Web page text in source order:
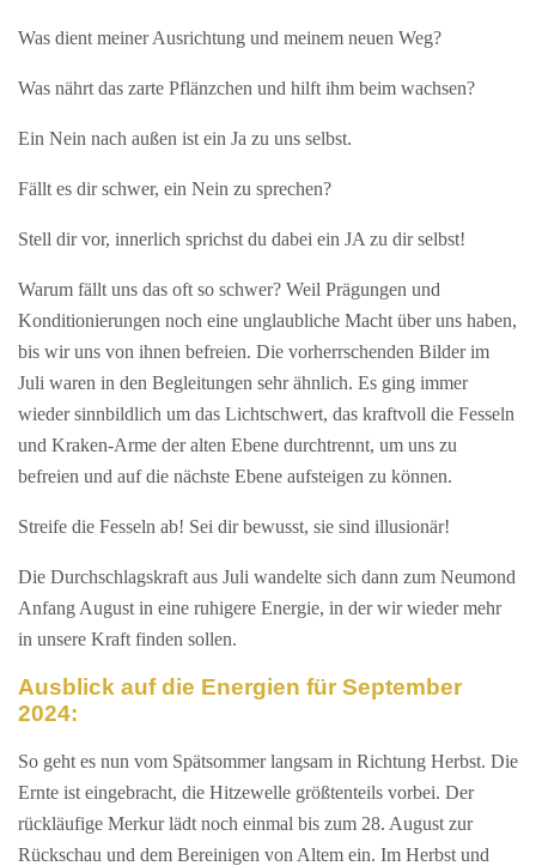
Was dient meiner Ausrichtung und meinem neuen Weg?
Was nährt das zarte Pflänzchen und hilft ihm beim wachsen?
Ein Nein nach außen ist ein Ja zu uns selbst.
Fällt es dir schwer, ein Nein zu sprechen?
Stell dir vor, innerlich sprichst du dabei ein JA zu dir selbst!
Warum fällt uns das oft so schwer? Weil Prägungen und
Konditionierungen noch eine unglaubliche Macht über uns haben,
bis wir uns von ihnen befreien. Die vorherrschenden Bilder im
Juli waren in den Begleitungen sehr ähnlich. Es ging immer
wieder sinnbildlich um das Lichtschwert, das kraftvoll die Fesseln
und Kraken-Arme der alten Ebene durchtrennt, um uns zu
befreien und auf die nächste Ebene aufsteigen zu können.
Streife die Fesseln ab! Sei dir bewusst, sie sind illusionär!
Die Durchschlagskraft aus Juli wandelte sich dann zum Neumond
Anfang August in eine ruhigere Energie, in der wir wieder mehr
in unsere Kraft finden sollen.
Ausblick auf die Energien für September
2024:
So geht es nun vom Spätsommer langsam in Richtung Herbst. Die
Ernte ist eingebracht, die Hitzewelle größtenteils vorbei. Der
rückläufige Merkur lädt noch einmal bis zum 28. August zur
Rückschau und dem Bereinigen von Altem ein. Im Herbst und